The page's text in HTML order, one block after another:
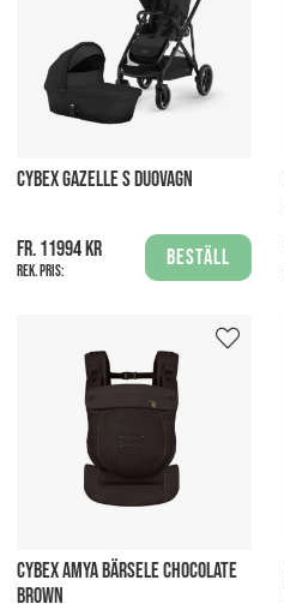
CYBEX GAZELLE S DUOVAGN
fr. 11994 kr
Rek. pris:
Beställ
CYBEX AMYA BÄRSELE CHOCOLATE
BROWN